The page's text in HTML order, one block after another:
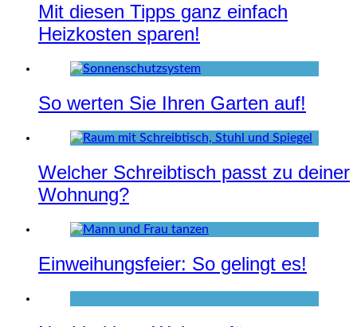
Mit diesen Tipps ganz einfach
Heizkosten sparen!
So werten Sie Ihren Garten auf!
Welcher Schreibtisch passt zu deiner
Wohnung?
Einweihungsfeier: So gelingt es!